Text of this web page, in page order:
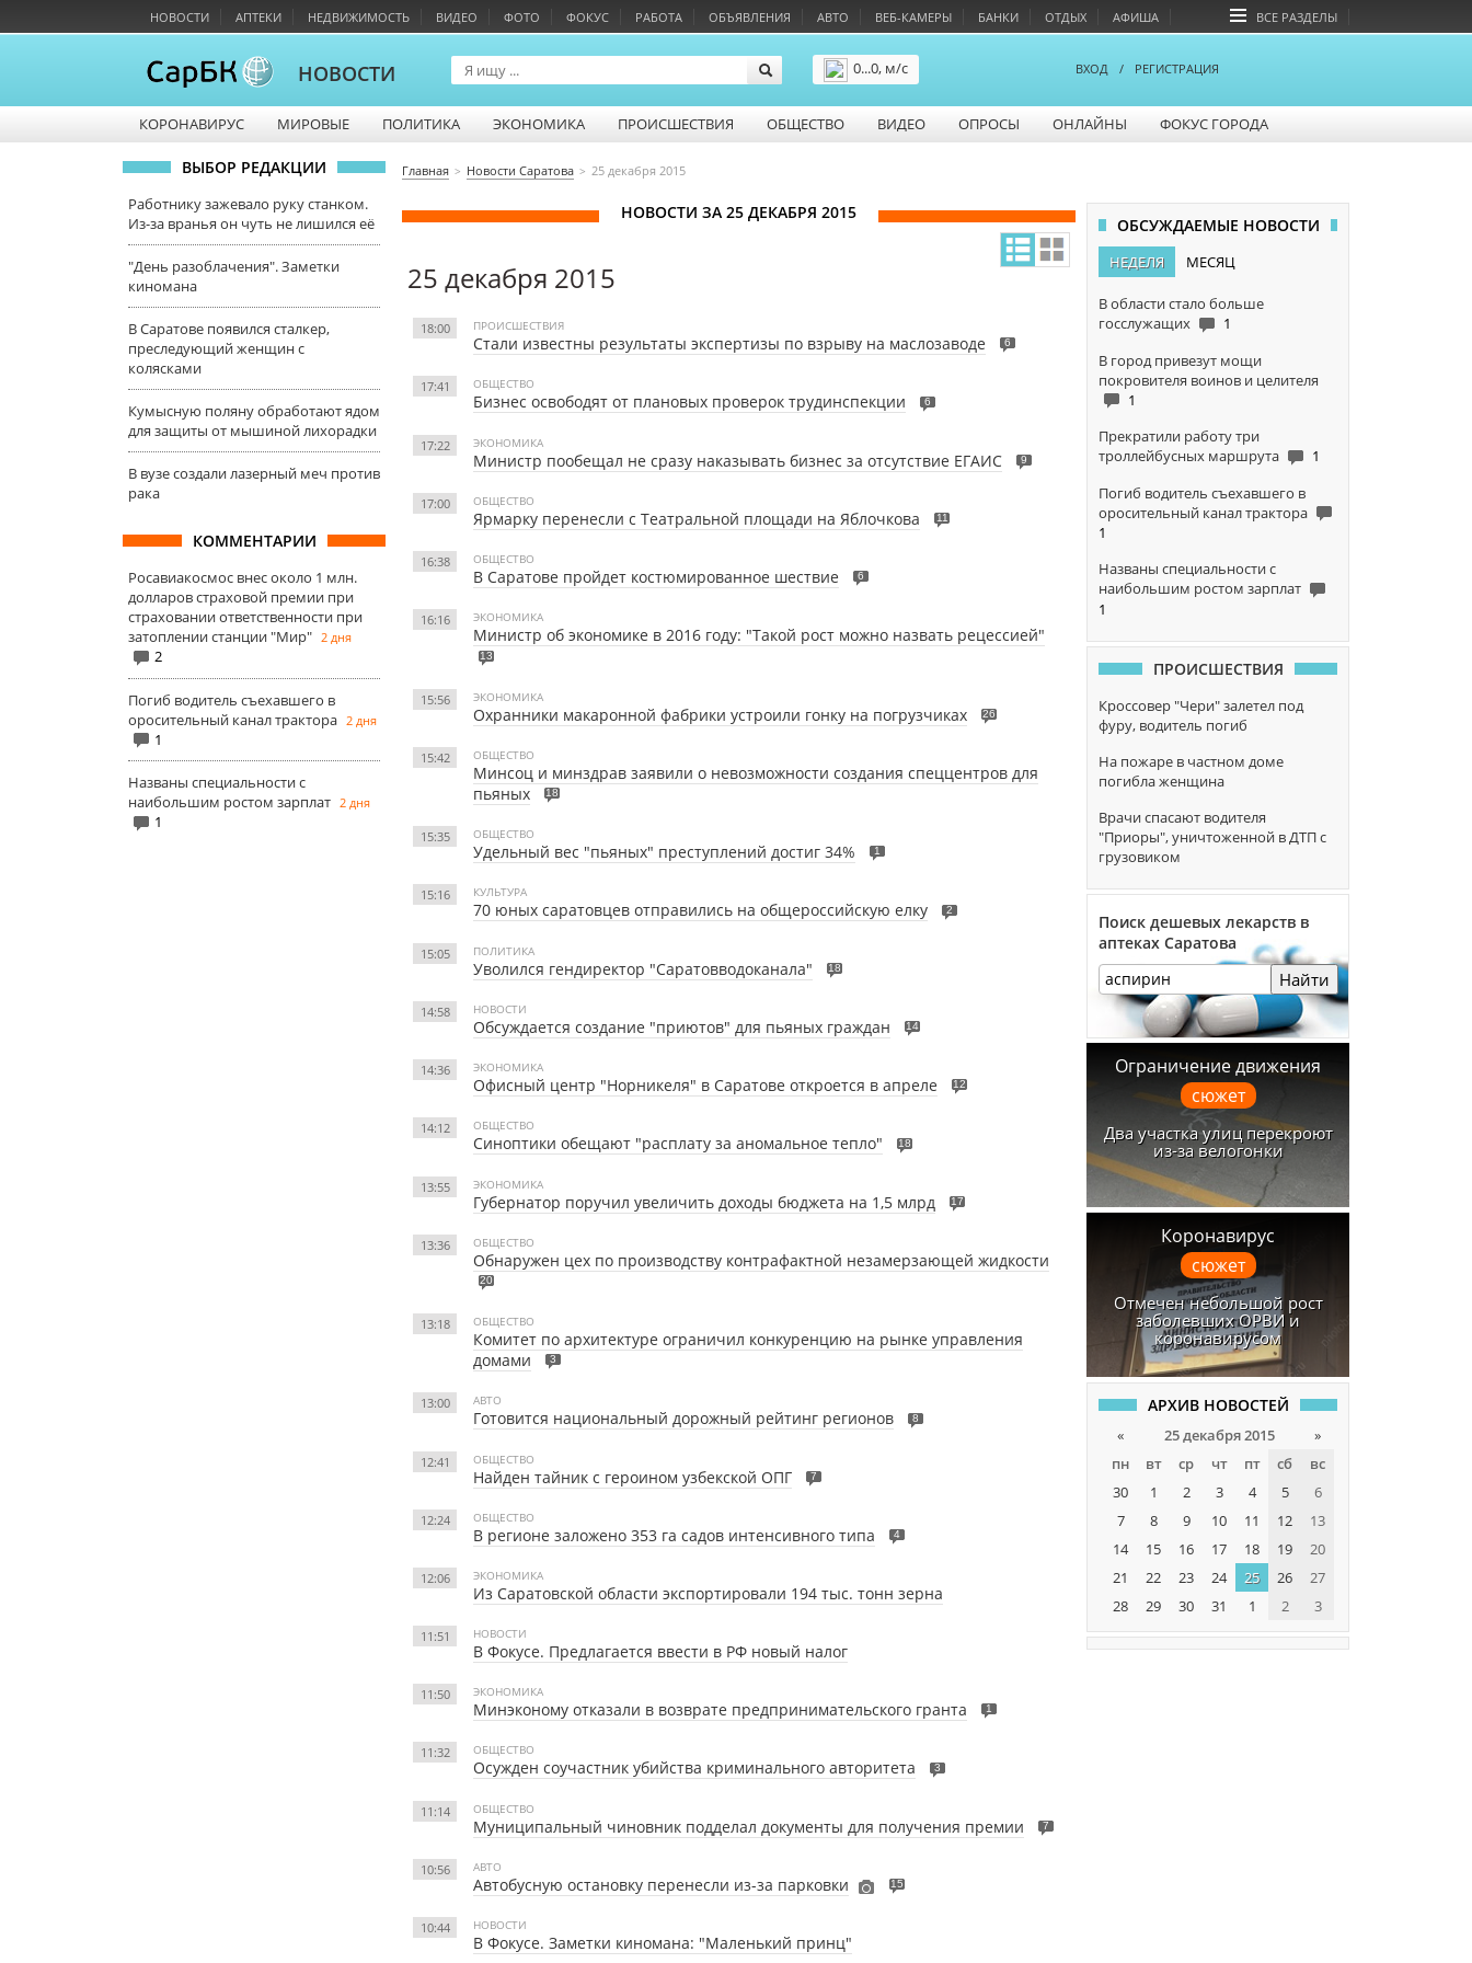
НОВОСТИ АПТЕКИ НЕДВИЖИМОСТЬ ВИДЕО ФОТО ФОКУС РАБОТА ОБЪЯВЛЕНИЯ АВТО ВЕБ-КАМЕРЫ БАНКИ ОТДЫХ АФИША ВСЕ РАЗДЕЛЫ
НОВОСТИ
0...0, м/с
ВХОД / РЕГИСТРАЦИЯ
КОРОНАВИРУС МИРОВЫЕ ПОЛИТИКА ЭКОНОМИКА ПРОИСШЕСТВИЯ ОБЩЕСТВО ВИДЕО ОПРОСЫ ОНЛАЙНЫ ФОКУС ГОРОДА
ВЫБОР РЕДАКЦИИ
Работнику зажевало руку станком.
Из-за вранья он чуть не лишился её
"День разоблачения". Заметки
киномана
В Саратове появился сталкер,
преследующий женщин с
колясками
Кумысную поляну обработают ядом
для защиты от мышиной лихорадки
В вузе создали лазерный меч против
рака
КОММЕНТАРИИ
Росавиакосмос внес около 1 млн.
долларов страховой премии при
страховании ответственности при
затоплении станции "Мир" 2 дня
2
Погиб водитель съехавшего в
оросительный канал трактора 2 дня
1
Названы специальности с
наибольшим ростом зарплат 2 дня
1
Главная Новости Саратова 25 декабря 2015
НОВОСТИ ЗА 25 ДЕКАБРЯ 2015
25 декабря 2015
18:00 ПРОИСШЕСТВИЯ
Стали известны результаты экспертизы по взрыву на маслозаводе 6
17:41 ОБЩЕСТВО
Бизнес освободят от плановых проверок трудинспекции 6
17:22 ЭКОНОМИКА
Министр пообещал не сразу наказывать бизнес за отсутствие ЕГАИС 9
17:00 ОБЩЕСТВО
Ярмарку перенесли с Театральной площади на Яблочкова 11
16:38 ОБЩЕСТВО
В Саратове пройдет костюмированное шествие 6
16:16 ЭКОНОМИКА
Министр об экономике в 2016 году: "Такой рост можно назвать рецессией"
13
15:56 ЭКОНОМИКА
Охранники макаронной фабрики устроили гонку на погрузчиках 26
15:42 ОБЩЕСТВО
Минсоц и минздрав заявили о невозможности создания спеццентров для
пьяных
18
15:35 ОБЩЕСТВО
Удельный вес "пьяных" преступлений достиг 34% 1
15:16 КУЛЬТУРА
70 юных саратовцев отправились на общероссийскую елку 2
15:05 ПОЛИТИКА
Уволился гендиректор "Саратовводоканала" 18
14:58 НОВОСТИ
Обсуждается создание "приютов" для пьяных граждан 14
14:36 ЭКОНОМИКА
Офисный центр "Норникеля" в Саратове откроется в апреле 12
14:12 ОБЩЕСТВО
Синоптики обещают "расплату за аномальное тепло" 18
13:55 ЭКОНОМИКА
Губернатор поручил увеличить доходы бюджета на 1,5 млрд 17
13:36 ОБЩЕСТВО
Обнаружен цех по производству контрафактной незамерзающей жидкости
20
13:18 ОБЩЕСТВО
Комитет по архитектуре ограничил конкуренцию на рынке управления
домами
3
13:00 АВТО
Готовится национальный дорожный рейтинг регионов 8
12:41 ОБЩЕСТВО
Найден тайник с героином узбекской ОПГ 7
12:24 ОБЩЕСТВО
В регионе заложено 353 га садов интенсивного типа 4
12:06 ЭКОНОМИКА
Из Саратовской области экспортировали 194 тыс. тонн зерна
11:51 НОВОСТИ
В Фокусе. Предлагается ввести в РФ новый налог
11:50 ЭКОНОМИКА
Минэконому отказали в возврате предпринимательского гранта 1
11:32 ОБЩЕСТВО
Осужден соучастник убийства криминального авторитета 3
11:14 ОБЩЕСТВО
Муниципальный чиновник подделал документы для получения премии 7
10:56 АВТО
Автобусную остановку перенесли из-за парковки 15
10:44 НОВОСТИ
В Фокусе. Заметки киномана: "Маленький принц"
ОБСУЖДАЕМЫЕ НОВОСТИ
НЕДЕЛЯ МЕСЯЦ
В области стало больше
госслужащих
1
В город привезут мощи
покровителя воинов и целителя
1
Прекратили работу три
троллейбусных маршрута
1
Погиб водитель съехавшего в
оросительный канал трактора
1
Названы специальности с
наибольшим ростом зарплат
1
ПРОИСШЕСТВИЯ
Кроссовер "Чери" залетел под
фуру, водитель погиб
На пожаре в частном доме
погибла женщина
Врачи спасают водителя
"Приоры", уничтоженной в ДТП с
грузовиком
Поиск дешевых лекарств в
аптеках Саратова
Найти
Ограничение движения
сюжет
Два участка улиц перекроют
из-за велогонки
Коронавирус
сюжет
Отмечен небольшой рост
заболевших ОРВИ и
коронавирусом
АРХИВ НОВОСТЕЙ
« 25 декабря 2015
»
пн
вт ср чт пт сб
вс
30
1 2 3 4 5
6
7
8 9 10 11 12
13
14
15 16 17 18 19
20
21
22 23 24 25 26
27
28
29 30 31 1 2 3